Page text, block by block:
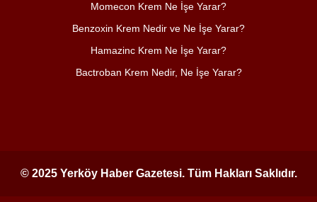
Momecon Krem Ne İşe Yarar?
Benzoxin Krem Nedir ve Ne İşe Yarar?
Hamazinc Krem Ne İşe Yarar?
Bactroban Krem Nedir, Ne İşe Yarar?
© 2025 Yerköy Haber Gazetesi. Tüm Hakları Saklıdır.